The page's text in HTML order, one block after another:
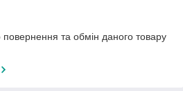
та обмін даного товару